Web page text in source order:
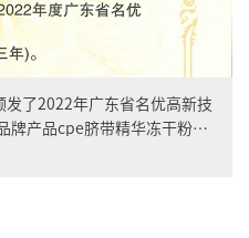
了2022年广东省名优高新技
牌产品cpe脐带精华冻干粉凭
、优异的产品品质和广阔的
转化及产业化，聚力推进高
术企业协会根据《广东省名优